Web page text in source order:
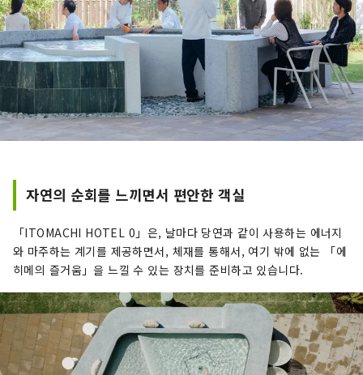
자연의 순회를 느끼면서 편안한 객실
「ITOMACHI HOTEL 0」은, 날마다 당연과 같이 사용하는 에너지
와 마주하는 계기를 제공하면서, 체재를 통해서, 여기 밖에 없는 「에
히메의 즐거움」을 느낄 수 있는 장치를 준비하고 있습니다.